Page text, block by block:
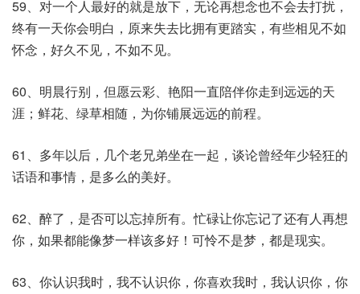
59、对一个人最好的就是放下，无论再想念也不会去打扰，
终有一天你会明白，原来失去比拥有更踏实，有些相见不如
怀念，好久不见，不如不见。
60、明晨行别，但愿云彩、艳阳一直陪伴你走到远远的天
涯；鲜花、绿草相随，为你铺展远远的前程。
61、多年以后，几个老兄弟坐在一起，谈论曾经年少轻狂的
话语和事情，是多么的美好。
62、醉了，是否可以忘掉所有。忙碌让你忘记了还有人再想
你，如果都能像梦一样该多好！可怜不是梦，都是现实。
63、你认识我时，我不认识你，你喜欢我时，我认识你，你